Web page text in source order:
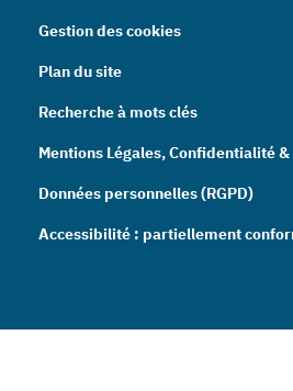
Gestion des cookies
Plan du site
Recherche à mots clés
Mentions Légales, Confidentialité
Données personnelles (RGPD)
Accessibilité : partiellement